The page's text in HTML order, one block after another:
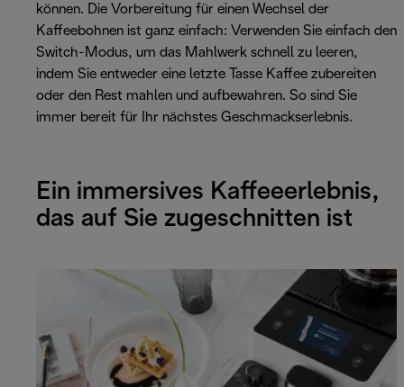
können. Die Vorbereitung für einen Wechsel der
Kaffeebohnen ist ganz einfach: Verwenden Sie einfach den
Switch-Modus, um das Mahlwerk schnell zu leeren,
indem Sie entweder eine letzte Tasse Kaffee zubereiten
oder den Rest mahlen und aufbewahren. So sind Sie
immer bereit für Ihr nächstes Geschmackserlebnis.
Ein immersives Kaffeeerlebnis,
das auf Sie zugeschnitten ist